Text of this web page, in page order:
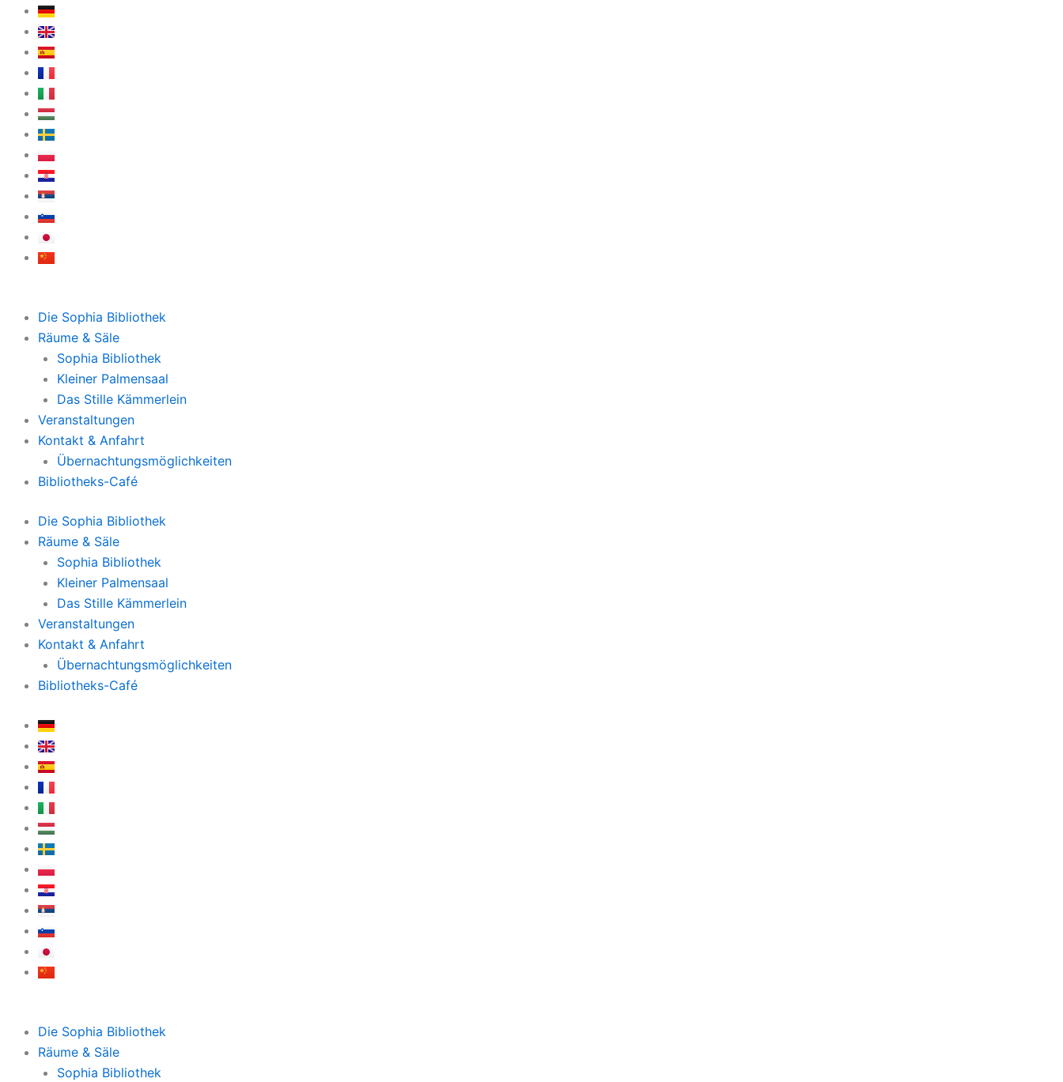
Zum
Inhalt
springen
Die Sophia Bibliothek
Räume & Säle
Sophia Bibliothek
Kleiner Palmensaal
Das Stille Kämmerlein
Veranstaltungen
Kontakt & Anfahrt
Übernachtungsmöglichkeiten
Bibliotheks-Café
Die Sophia Bibliothek
Räume & Säle
Sophia Bibliothek
Kleiner Palmensaal
Das Stille Kämmerlein
Veranstaltungen
Kontakt & Anfahrt
Übernachtungsmöglichkeiten
Bibliotheks-Café
Die Sophia Bibliothek
Räume & Säle
Sophia Bibliothek